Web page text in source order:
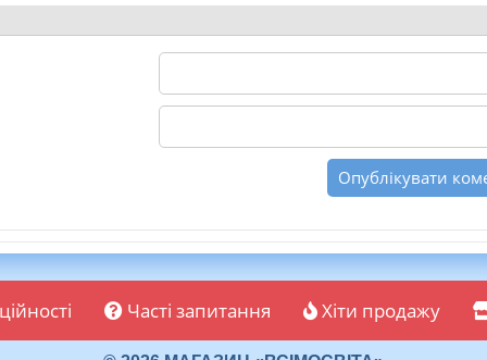
Часті запитання Хіти продажу